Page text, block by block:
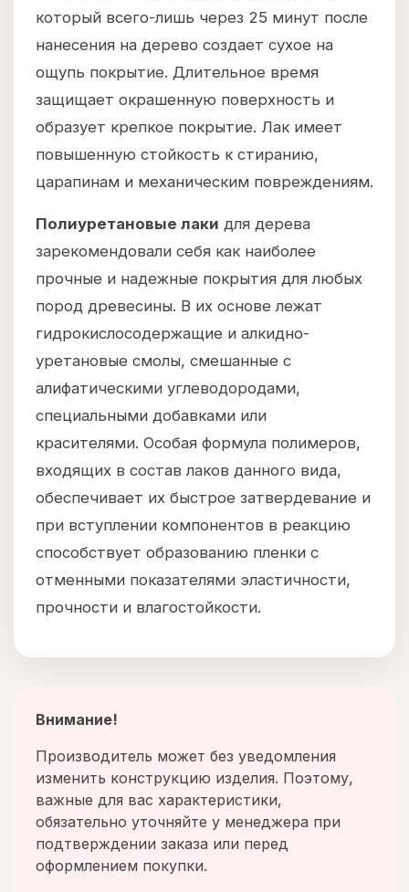
который всего-лишь через 25 минут после
нанесения на дерево создает сухое на
ощупь покрытие. Длительное время
защищает окрашенную поверхность и
образует крепкое покрытие. Лак имеет
повышенную стойкость к стиранию,
царапинам и механическим повреждениям.
Полиуретановые лаки для дерева
зарекомендовали себя как наиболее
прочные и надежные покрытия для любых
пород древесины. В их основе лежат
гидрокислосодержащие и алкидно-
уретановые смолы, смешанные с
алифатическими углеводородами,
специальными добавками или
красителями. Особая формула полимеров,
входящих в состав лаков данного вида,
обеспечивает их быстрое затвердевание и
при вступлении компонентов в реакцию
способствует образованию пленки с
отменными показателями эластичности,
прочности и влагостойкости.
Внимание!
Производитель может без уведомления
изменить конструкцию изделия. Поэтому,
важные для вас характеристики,
обязательно уточняйте у менеджера при
подтверждении заказа или перед
оформлением покупки.